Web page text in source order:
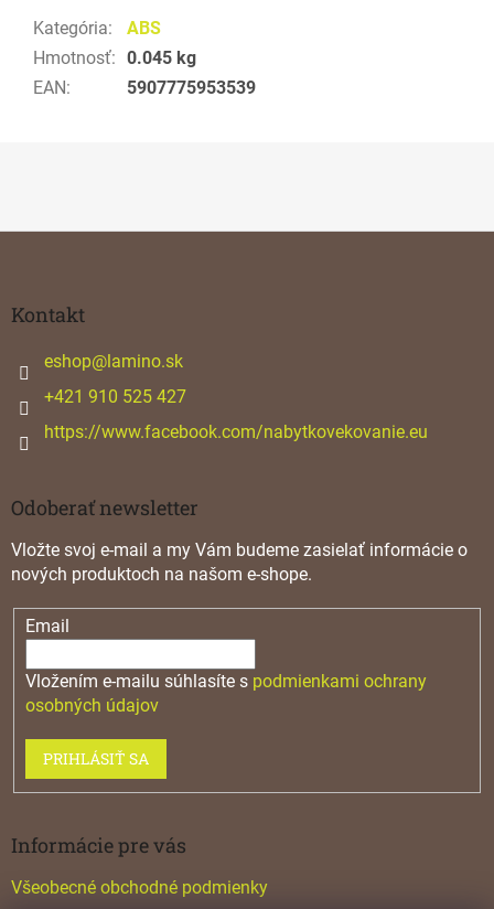
Kategória:
ABS
Hmotnosť: 0.045 kg
EAN: 5907775953539
Kontakt
eshop@lamino.sk
+421 910 525 427
https://www.facebook.com/nabytkovekovanie.eu
Odoberať newsletter
Vložte svoj e-mail a my Vám budeme zasielať informácie o
nových produktoch na našom e-shope.
Email
Vložením e-mailu súhlasíte s podmienkami ochrany
osobných údajov
PRIHLÁSIŤ SA
Informácie pre vás
Všeobecné obchodné podmienky